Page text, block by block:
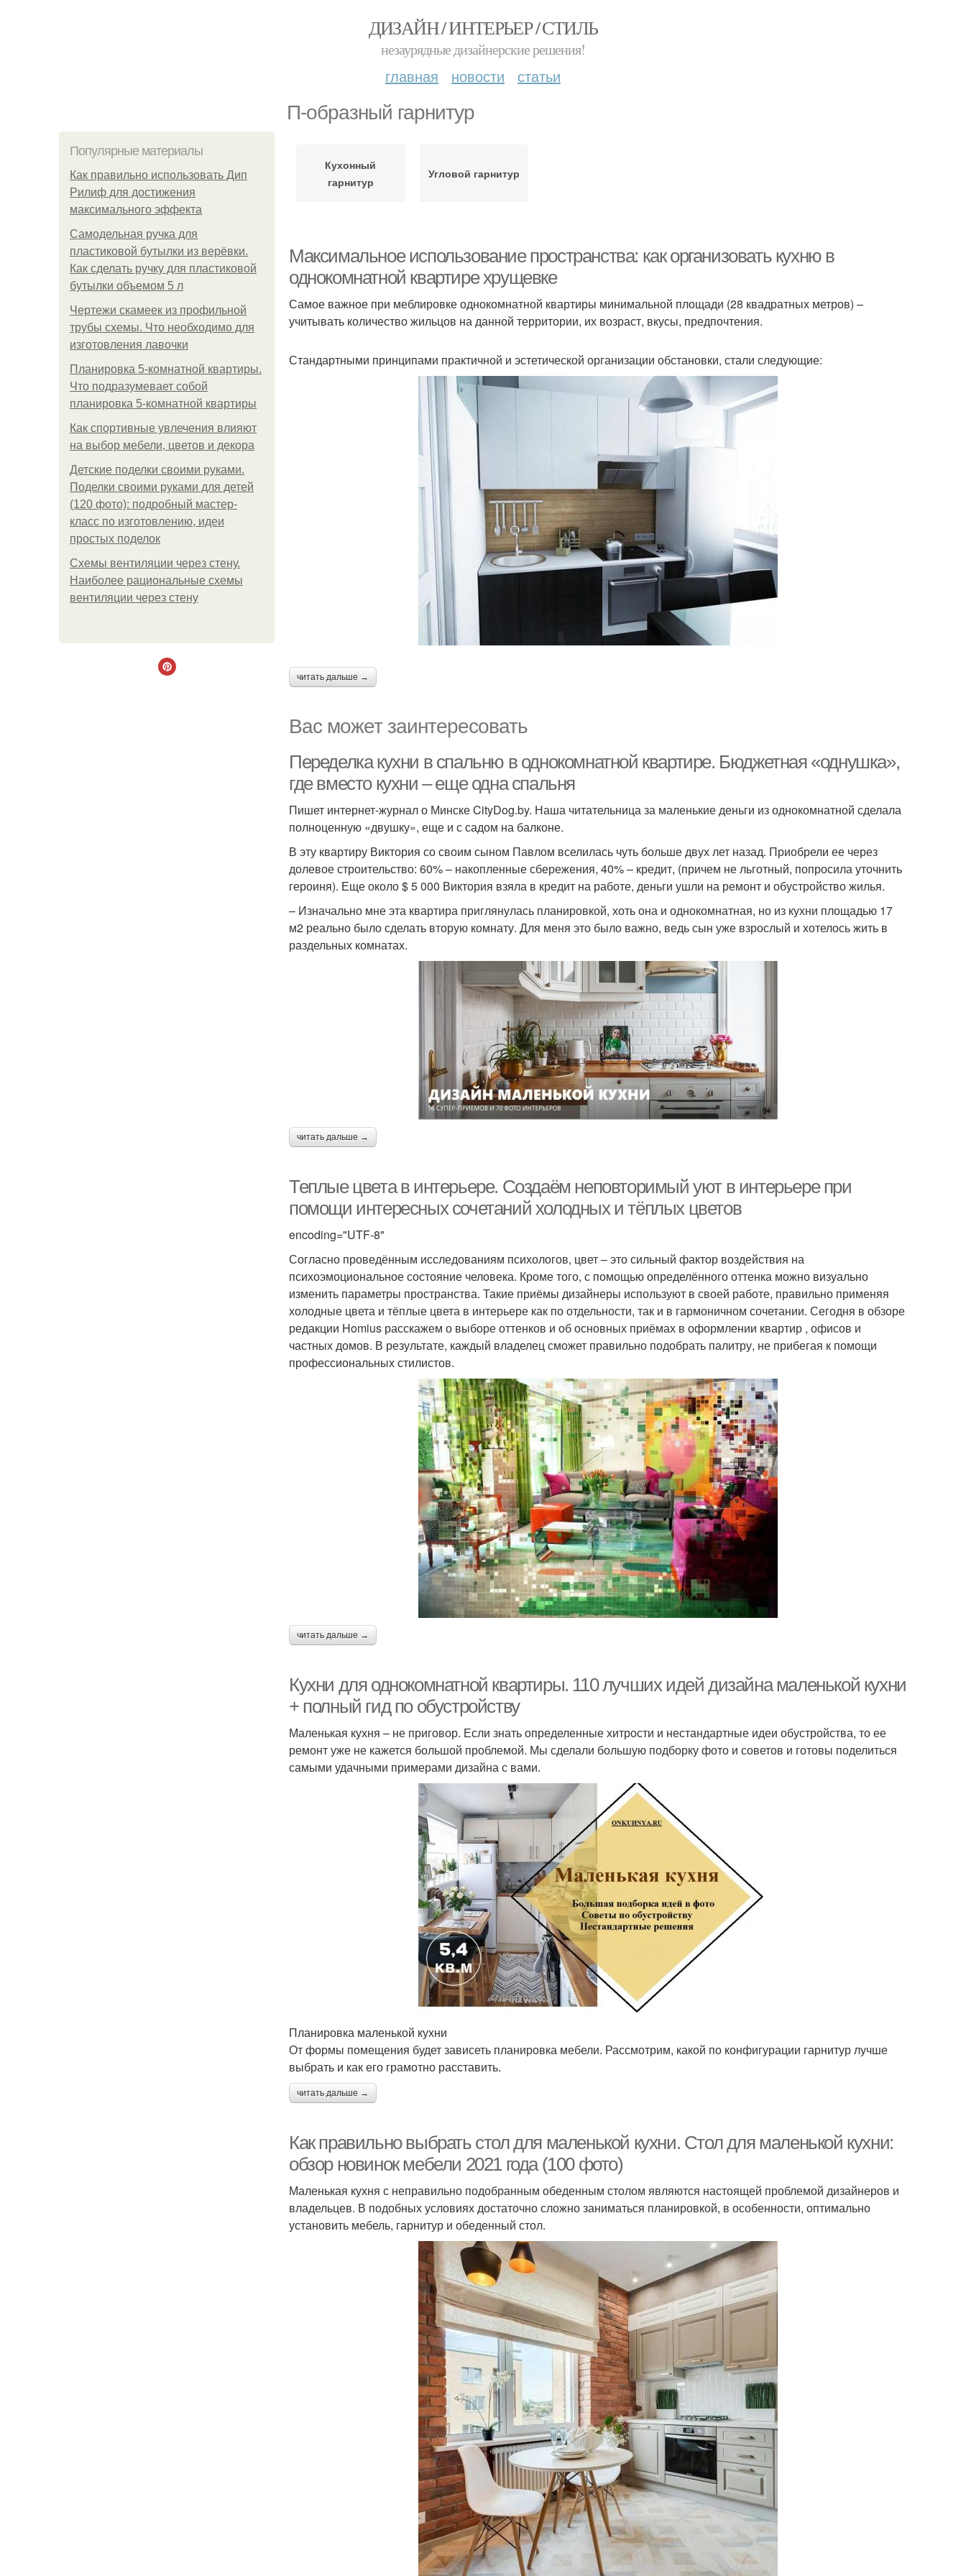
ДИЗАЙН / ИНТЕРЬЕР / СТИЛЬ
незаурядные дизайнерские решения!
главная новости статьи
П-образный гарнитур
Популярные материалы
Как правильно использовать Дип
Рилиф для достижения
максимального эффекта
Самодельная ручка для
пластиковой бутылки из верёвки.
Как сделать ручку для пластиковой
бутылки объемом 5 л
Чертежи скамеек из профильной
трубы схемы. Что необходимо для
изготовления лавочки
Планировка 5-комнатной квартиры.
Что подразумевает собой
планировка 5-комнатной квартиры
Как спортивные увлечения влияют
на выбор мебели, цветов и декора
Детские поделки своими руками.
Поделки своими руками для детей
(120 фото): подробный мастер-
класс по изготовлению, идеи
простых поделок
Схемы вентиляции через стену.
Наиболее рациональные схемы
вентиляции через стену
Кухонный
гарнитур
Угловой гарнитур
Максимальное использование пространства: как организовать кухню в
однокомнатной квартире хрущевке
Самое важное при меблировке однокомнатной квартиры минимальной площади (28 квадратных метров) –
учитывать количество жильцов на данной территории, их возраст, вкусы, предпочтения.
Стандартными принципами практичной и эстетической организации обстановки, стали следующие:
читать дальше →
Вас может заинтересовать
Переделка кухни в спальню в однокомнатной квартире. Бюджетная «однушка»,
где вместо кухни – еще одна спальня
Пишет интернет-журнал о Минске CityDog.by. Наша читательница за маленькие деньги из однокомнатной сделала
полноценную «двушку», еще и с садом на балконе.
В эту квартиру Виктория со своим сыном Павлом вселилась чуть больше двух лет назад. Приобрели ее через
долевое строительство: 60% – накопленные сбережения, 40% – кредит, (причем не льготный, попросила уточнить
героиня). Еще около $ 5 000 Виктория взяла в кредит на работе, деньги ушли на ремонт и обустройство жилья.
– Изначально мне эта квартира приглянулась планировкой, хоть она и однокомнатная, но из кухни площадью 17
м2 реально было сделать вторую комнату. Для меня это было важно, ведь сын уже взрослый и хотелось жить в
раздельных комнатах.
читать дальше →
Теплые цвета в интерьере. Создаём неповторимый уют в интерьере при
помощи интересных сочетаний холодных и тёплых цветов
encoding="UTF-8"
Согласно проведённым исследованиям психологов, цвет – это сильный фактор воздействия на
психоэмоциональное состояние человека. Кроме того, с помощью определённого оттенка можно визуально
изменить параметры пространства. Такие приёмы дизайнеры используют в своей работе, правильно применяя
холодные цвета и тёплые цвета в интерьере как по отдельности, так и в гармоничном сочетании. Сегодня в обзоре
редакции Homius расскажем о выборе оттенков и об основных приёмах в оформлении квартир , офисов и
частных домов. В результате, каждый владелец сможет правильно подобрать палитру, не прибегая к помощи
профессиональных стилистов.
читать дальше →
Кухни для однокомнатной квартиры. 110 лучших идей дизайна маленькой кухни
+ полный гид по обустройству
Маленькая кухня – не приговор. Если знать определенные хитрости и нестандартные идеи обустройства, то ее
ремонт уже не кажется большой проблемой. Мы сделали большую подборку фото и советов и готовы поделиться
самыми удачными примерами дизайна с вами.
Планировка маленькой кухни
От формы помещения будет зависеть планировка мебели. Рассмотрим, какой по конфигурации гарнитур лучше
выбрать и как его грамотно расставить.
читать дальше →
Как правильно выбрать стол для маленькой кухни. Стол для маленькой кухни:
обзор новинок мебели 2021 года (100 фото)
Маленькая кухня с неправильно подобранным обеденным столом являются настоящей проблемой дизайнеров и
владельцев. В подобных условиях достаточно сложно заниматься планировкой, в особенности, оптимально
установить мебель, гарнитур и обеденный стол.